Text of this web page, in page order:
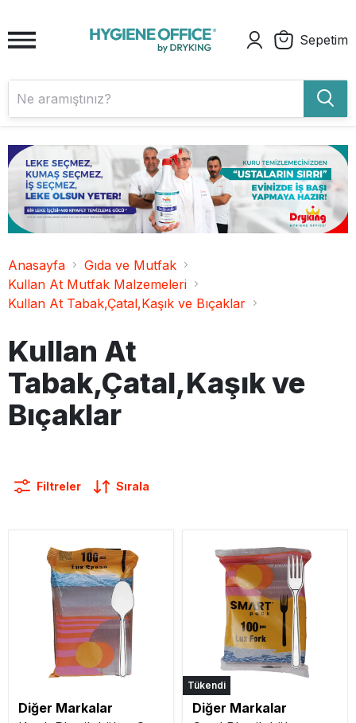
Sepetim
Anasayfa
Gıda ve Mutfak
Kullan At Mutfak Malzemeleri
Kullan At Tabak,Çatal,Kaşık ve Bıçaklar
Kullan At
Tabak,Çatal,Kaşık ve
Bıçaklar
Filtreler Sırala
Diğer Markalar
Tükendi
Diğer Markalar